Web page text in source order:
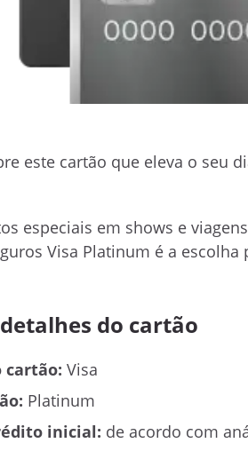
este cartão que eleva o seu
especiais em shows e
Visa Platinum é a
do cartão
cartão: Visa
Platinum
inicial: de acordo com